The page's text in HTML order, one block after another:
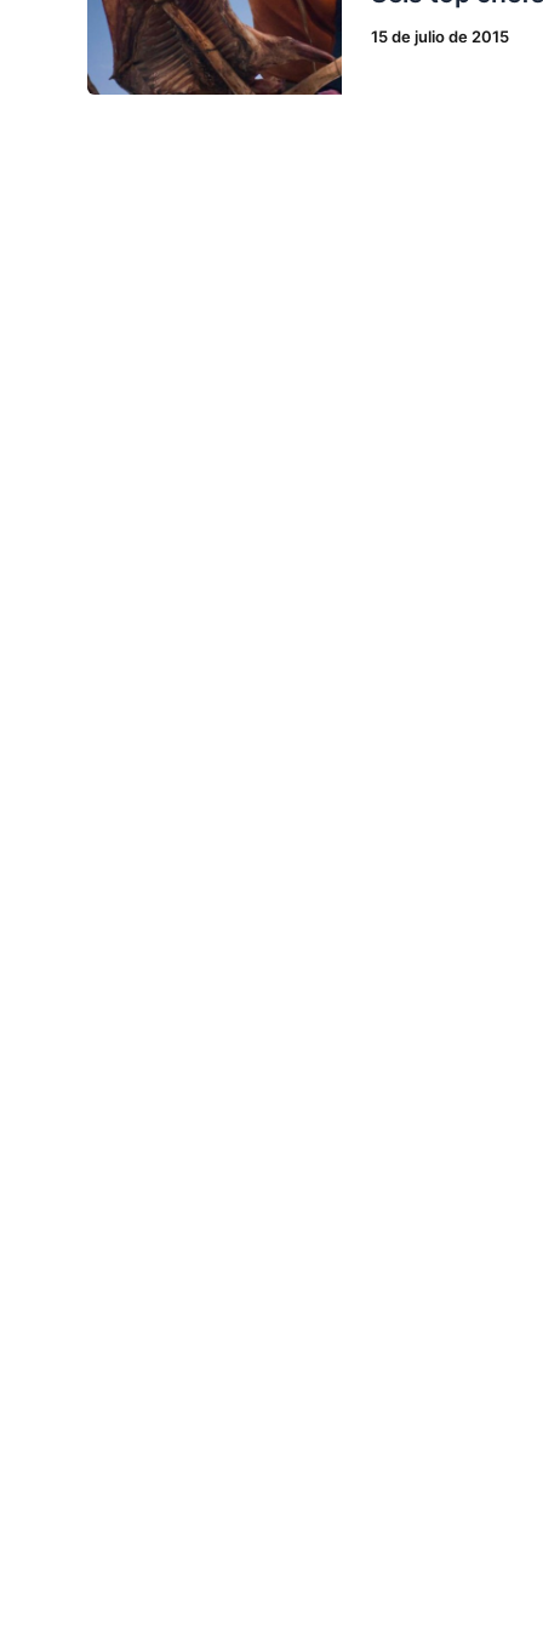
15 de julio de 2015